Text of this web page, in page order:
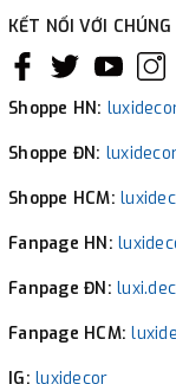
KẾT NỐI VỚI
Shoppe HN:
Shoppe ĐN:
Shoppe HCM:
Fanpage HN:
Fanpage ĐN:
Fanpage HCM:
IG: luxidecor_